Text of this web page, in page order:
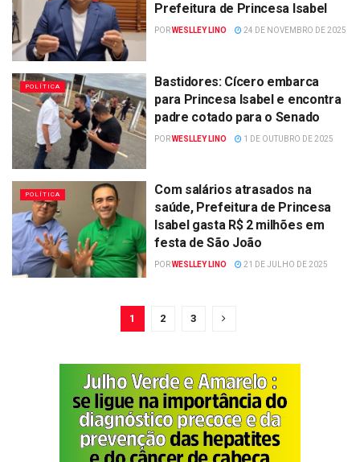
Prefeitura de Princesa Isabel
PORWESLLEY LINO 24 DE NOVEMBRO DE 2025
POLÍTICA
Bastidores: Cícero embarca
para Princesa Isabel e encontra
padre cotado para o Senado
PORWESLLEY LINO 1 DE OUTUBRO DE 2025
POLÍTICA
Com salários atrasados na
saúde, Prefeitura de Princesa
Isabel gasta R$ 2 milhões em
festa de São João
PORWESLLEY LINO 21 DE JULHO DE 2025
1 2 3